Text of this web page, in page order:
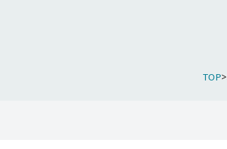
TOP